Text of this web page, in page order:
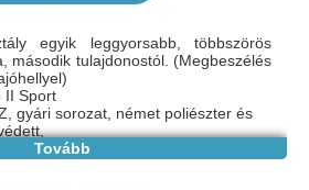
egyik leggyorsabb, többszörös
második tulajdonostól. (Megbeszélés
II Sport
gyári sorozat, német poliészter és
német poliészter, cseh üveg
Tovább